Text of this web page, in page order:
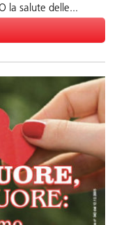
la salute delle...